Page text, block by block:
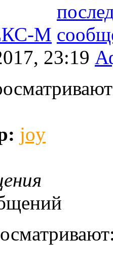
М
23:19
joy